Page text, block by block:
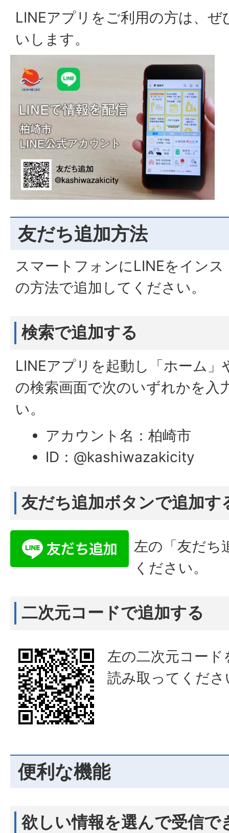
LINEアプリをご利用の方は、
いします。
友だち追加方法
スマートフォンにLINEをイン
の方法で追加してください。
検索で追加する
LINEアプリを起動し「ホーム
の検索画面で次のいずれかを入
い。
アカウント名：柏崎市
ID：@kashiwazakicity
友だち追加ボタンで追加す
左の「友だち
ください。
二次元コードで追加する
左の二次元コー
読み取ってくださ
便利な機能
欲しい情報を選んで受信で